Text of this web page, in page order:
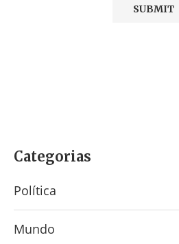
Categorias
Política
Mundo